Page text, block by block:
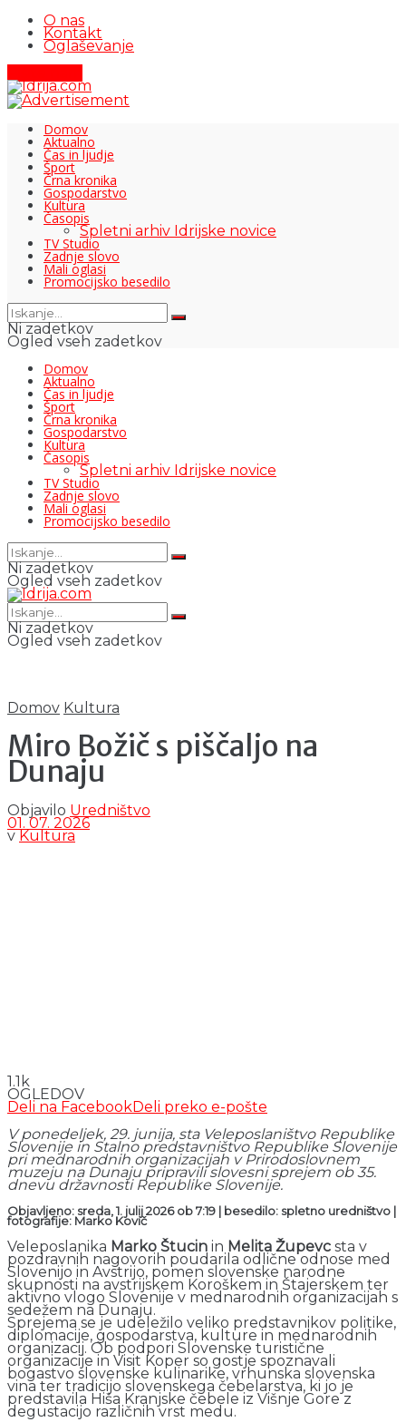
O nas
Kontakt
Oglaševanje
Domov
Aktualno
Čas in ljudje
Šport
Črna kronika
Gospodarstvo
Kultura
Časopis
Spletni arhiv Idrijske novice
TV Studio
Zadnje slovo
Mali oglasi
Promocijsko besedilo
Ni zadetkov
Ogled vseh zadetkov
Domov
Aktualno
Čas in ljudje
Šport
Črna kronika
Gospodarstvo
Kultura
Časopis
Spletni arhiv Idrijske novice
TV Studio
Zadnje slovo
Mali oglasi
Promocijsko besedilo
Ni zadetkov
Ogled vseh zadetkov
Ni zadetkov
Ogled vseh zadetkov
Domov Kultura
Miro Božič s piščaljo na
Dunaju
Objavilo Uredništvo
01. 07. 2026
v Kultura
1.1k
OGLEDOV
Deli na FacebookDeli preko e-pošte
V ponedeljek, 29. junija, sta Veleposlaništvo Republike
Slovenije in Stalno predstavništvo Republike Slovenije
pri mednarodnih organizacijah v Prirodoslovnem
muzeju na Dunaju pripravili slovesni sprejem ob 35.
dnevu državnosti Republike Slovenije.
Objavljeno: sreda, 1. julij 2026 ob 7:19 | besedilo: spletno uredništvo |
fotografije: Marko Kovič
Veleposlanika Marko Štucin in Melita Župevc sta v
pozdravnih nagovorih poudarila odlične odnose med
Slovenijo in Avstrijo, pomen slovenske narodne
skupnosti na avstrijskem Koroškem in Štajerskem ter
aktivno vlogo Slovenije v mednarodnih organizacijah s
sedežem na Dunaju.
Sprejema se je udeležilo veliko predstavnikov politike,
diplomacije, gospodarstva, kulture in mednarodnih
organizacij. Ob podpori Slovenske turistične
organizacije in Visit Koper so gostje spoznavali
bogastvo slovenske kulinarike, vrhunska slovenska
vina ter tradicijo slovenskega čebelarstva, ki jo je
predstavila Hiša Kranjske čebele iz Višnje Gore z
degustacijo različnih vrst medu.